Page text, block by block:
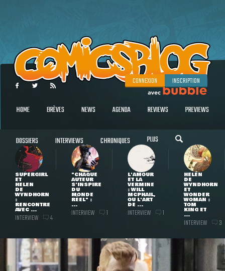
CONNEXION INSCRIPTION
HOME BRÈVES NEWS AGENDA REVIEWS PREVIEWS
DOSSIERS INTERVIEWS CHRONIQUES PLUS
SUPERGIRL
ET
HELEN
DE
WYNDHORN
:
RENCONTRE
AVEC ...
INTERVIEW 4
"CHAQUE
AUTEUR
S'INSPIRE
DU
MONDE
RÉEL" :
...
INTERVIEW 1
L'AMOUR
ET LA
VERMINE
: WILL
MCPHAIL,
OU L'ART
DE ...
INTERVIEW 1
HELEN
DE
WYNDHORN
ET
WONDER
WOMAN :
TOM
KING ET
...
INTERVIEW 3